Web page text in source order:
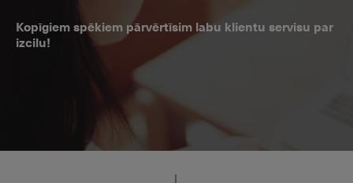
Kopīgiem spēkiem pārvērtīsim labu klientu servisu par
izcilu!